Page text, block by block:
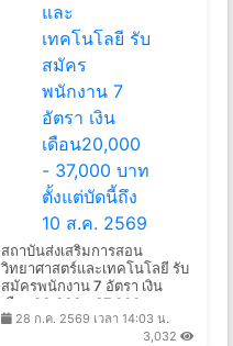
สถาบันส่งเสริมการสอน
วิทยาศาสตร์และเทคโนโลยี รับ
สมัครพนักงาน 7 อัตรา เงิน
เดือน20,000 - 37,000 บาท
ตั้งแต่บัดนี้ถึง 10 ส.ค. 2569
28 ก.ค. 2569 เวลา 14:03 น.
3,032